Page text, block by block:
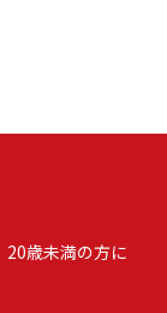
20歳未満の方に